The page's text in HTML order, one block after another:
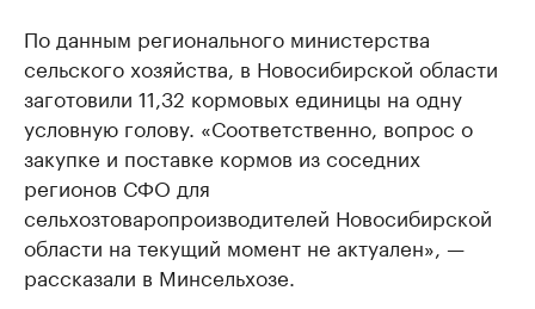
По данным регионального министерства
сельского хозяйства, в Новосибирской области
заготовили 11,32 кормовых единицы на одну
условную голову. «Соответственно, вопрос о
закупке и поставке кормов из соседних
регионов СФО для
сельхозтоваропроизводителей Новосибирской
области на текущий момент не актуален», —
рассказали в Минсельхозе.